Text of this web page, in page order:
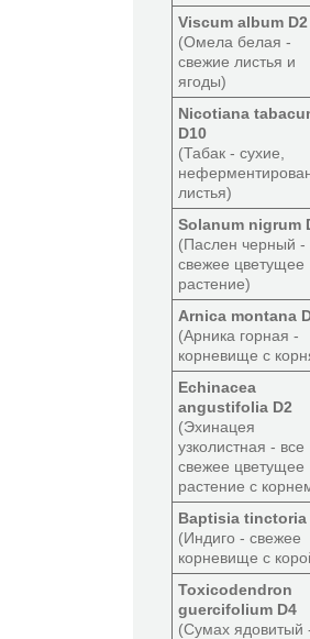
Viscum album D2
(Омела белая -
свежие листья и
ягоды)
Nicotiana
D10
(Табак - сухие,
листья)
Solanum nigrum
(Паслен черный -
свежее цветущее
растение)
Arnica montana
(Арника горная -
корневище с
Echinacea
angustifolia D2
(Эхинацея
узколистная - все
свежее цветущее
растение с
Baptisia tinctoria
(Индиго - свежее
корневище с
Toxicodendron
guercifolium D4
(Сумах ядовитый